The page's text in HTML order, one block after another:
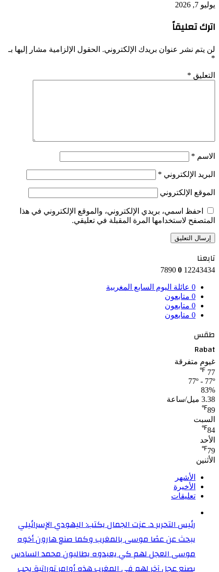
يوليو 7, 2026
اترك تعليقاً
لن يتم نشر عنوان بريدك الإلكتروني. الحقول الإلزامية مشار إليها بـ
*
التعليق *
الاسم *
البريد الإلكتروني *
الموقع الإلكتروني
احفظ اسمي، بريدي الإلكتروني، والموقع الإلكتروني في هذا
المتصفح لاستخدامها المرة المقبلة في تعليقي.
تابعنا
12243434
0
0 عائلة اليوم السابع المغربية
0 متابعون
0 متابعون
0 متابعون
طقس
Rabat
غيوم متفرقة
77
℉
77º - 77º
83%
3.38 ميل/ساعة
89
℉
السبت
84
℉
الأحد
79
℉
الأثنين
الأشهر
الأخيرة
تعليقات
رئيس التحرير د. عزت الجمال يكتب: اليهودي الإسرائيلي
يبحث عن عصًا موسى بالمغرب وكما صنع هارون أخوه
موسى العجل لهم كي يعبدوه يطالبون محمد السادس
بصنع عجل آخر لهم في المغرب هذه أوامر توراتية يجب